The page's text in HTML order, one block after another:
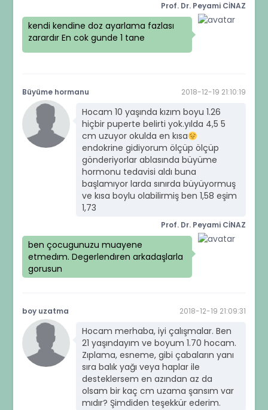
Prof. Dr. Peyami CİNAZ
kendi kendine doz ayarlama fazlası
zarardır En cok gunde 1 tane
Büyüme hormanu 2018-12-19 21:10:19
Hocam 10 yaşında kızım boyu 1.26
hiçbir puperte belirti yok.yılda 4,5 5
cm uzuyor okulda en kısa
endokrine gidiyorum ölçüp ölçüp
gönderiyorlar ablasında büyüme
hormonu tedavisi aldı buna
başlamıyor larda sınırda büyüyormuş
ve kısa boylu olabilirmiş ben 1,58 eşim
1,73
Prof. Dr. Peyami CİNAZ
ben çocugunuzu muayene
etmedım. Degerlendıren arkadaşlarla
gorusun
boy uzatma 2018-12-19 21:09:31
Hocam merhaba, iyi çalışmalar. Ben
21 yaşındayım ve boyum 1.70 hocam.
Zıplama, esneme, gibi çabaların yanı
sıra balık yağı veya haplar ile
desteklersem en azından az da
olsam bir kaç cm uzama şansım var
mıdır? Şimdiden teşekkür ederim.